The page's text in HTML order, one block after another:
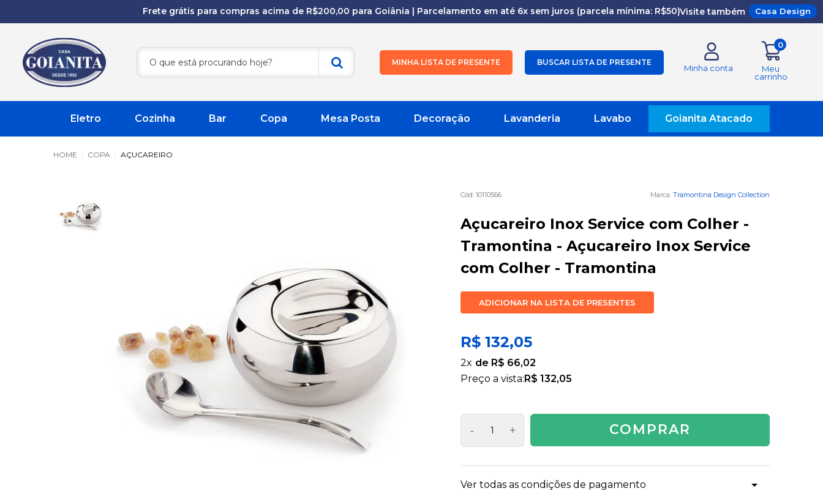
Frete grátis para compras acima de R$200,00 para Goiânia | Parcelamento em até 6x sem juros (parcela mínima: R$50)Visite também Casa Design
MINHA LISTA DE PRESENTE BUSCAR LISTA DE PRESENTE
Minha conta
0
Meu
carrinho
Eletro Cozinha Bar Copa Mesa Posta Decoração Lavanderia Lavabo Goianita Atacado
COPA AÇUCAREIRO
10110566 Tramontina Design Collection
Açucareiro Inox Service com Colher -
Tramontina - Açucareiro Inox Service
com Colher - Tramontina
ADICIONAR NA LISTA DE PRESENTES
R$ 132,05
2x
R$ 66,02
Preço a vista:R$ 132,05
- + COMPRAR
Ver todas as condições de pagamento